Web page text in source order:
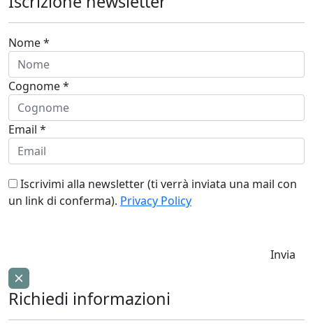
Nome *
Cognome *
Email *
Iscrivimi alla newsletter (ti verrà inviata una mail con
un link di conferma). Privacy Policy
Invia
Richiedi informazioni